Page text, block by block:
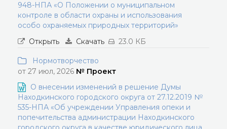
948-НПА «О Положении о муниципальном
контроле в области охраны и использования
особо охраняемых природных территорий»
Открыть
Скачать 23.0 КБ
Нормотворчество
от 27 июл, 2026 № Проект
О внесении изменений в решение Думы
Находкинского городского округа от 27.12.2019 №
535-НПА «Об учреждении Управления опеки и
попечительства администрации Находкинского